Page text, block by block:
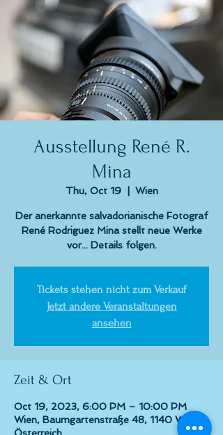
Ausstellung René R.
Mina
Thu, Oct 19
  |
Wien
Der anerkannte salvadorianische Fotograf
René Rodriguez Mina stellt neue Werke
vor... Details folgen.
Tickets stehen nicht zum Verkauf
Jetzt andere Veranstaltungen
ansehen
Zeit & Ort
Oct 19, 2023, 6:00 PM – 10:00 PM
Wien, Baumgartenstraße 48, 1140 Wien,